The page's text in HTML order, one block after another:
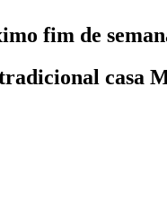
fim de
casa